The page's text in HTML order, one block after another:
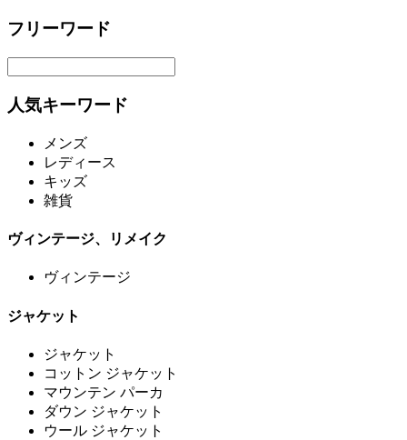
フリーワード
人気キーワード
メンズ
レディース
キッズ
雑貨
ヴィンテージ、リメイク
ヴィンテージ
ジャケット
ジャケット
コットン ジャケット
マウンテン パーカ
ダウン ジャケット
ウール ジャケット